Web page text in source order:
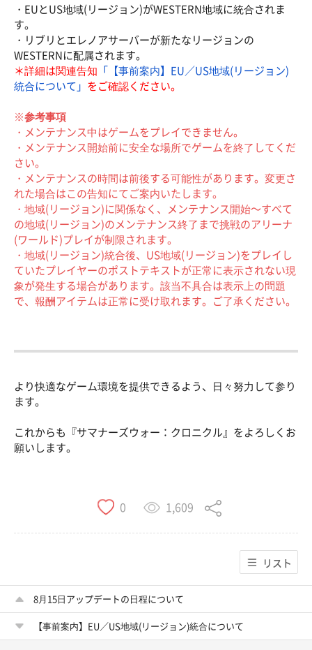
・EUとUS地域(リージョン)がWESTERN地域に統合されま
す。
・リブリとエレノアサーバーが新たなリージョンの
WESTERNに配属されます。
＊詳細は関連告知 「【事前案内】EU／US地域(リージョン)
統合について」 をご確認ください。
※参考事項
・メンテナンス中はゲームをプレイできません。
・メンテナンス開始前に安全な場所でゲームを終了してくだ
さい。
・メンテナンスの時間は前後する可能性があります。変更さ
れた場合はこの告知にてご案内いたします。
・地域(リージョン)に関係なく、メンテナンス開始～すべて
の地域(リージョン)のメンテナンス終了まで挑戦のアリーナ
(ワールド)プレイが制限されます。
・地域(リージョン)統合後、US地域(リージョン)をプレイし
ていたプレイヤーのポストテキストが正常に表示されない現
象が発生する場合があります。該当不具合は表示上の問題
で、報酬アイテムは正常に受け取れます。ご了承ください。
より快適なゲーム環境を提供できるよう、日々努力して参り
ます。
これからも『サマナーズウォー：クロニクル』をよろしくお
願いします。
0 1,609
リスト
8月15日アップデートの日程について
【事前案内】EU／US地域(リージョン)統合について